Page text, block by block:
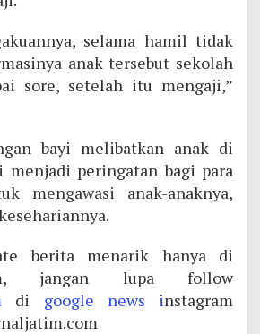
selama hamil tidak
anak tersebut sekolah
sore, setelah itu mengaji,”
bayi melibatkan anak di
menjadi peringatan bagi para
mengawasi anak-anaknya,
berita menarik hanya di
jangan lupa follow
di google news instagram